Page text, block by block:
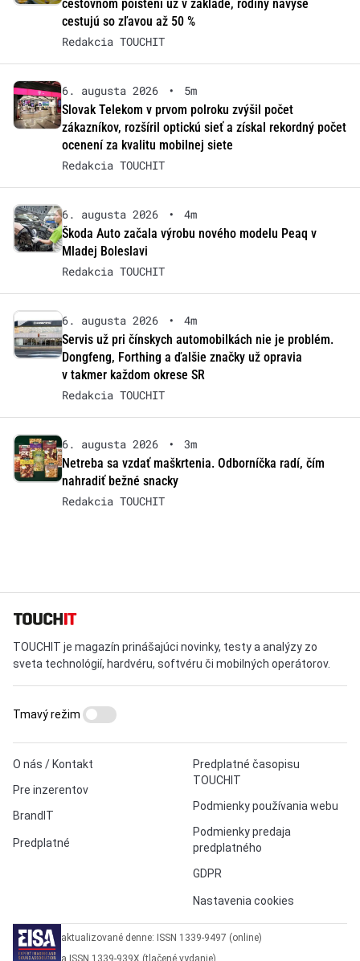
cestovnom poistení už v základe, rodiny navyše
cestujú so zľavou až 50 %
Redakcia TOUCHIT
6. augusta 2026 •
5m
Slovak Telekom v prvom polroku zvýšil počet
zákazníkov, rozšíril optickú sieť a získal rekordný počet
ocenení za kvalitu mobilnej siete
Redakcia TOUCHIT
6. augusta 2026 •
4m
Škoda Auto začala výrobu nového modelu Peaq v
Mladej Boleslavi
Redakcia TOUCHIT
6. augusta 2026 •
4m
Servis už pri čínskych automobilkách nie je problém.
Dongfeng, Forthing a ďalšie značky už opravia
v takmer každom okrese SR
Redakcia TOUCHIT
6. augusta 2026 •
3m
Netreba sa vzdať maškrtenia. Odborníčka radí, čím
nahradiť bežné snacky
Redakcia TOUCHIT
TOUCHIT je magazín prinášajúci novinky, testy a analýzy zo
sveta technológií, hardvéru, softvéru či mobilných operátorov.
O nás / Kontakt
Pre inzerentov
BrandIT
Predplatné
Predplatné časopisu
TOUCHIT
Podmienky používania webu
Podmienky predaja
predplatného
GDPR
Nastavenia cookies
Tmavý režim
aktualizované denne: ISSN 1339-9497 (online)